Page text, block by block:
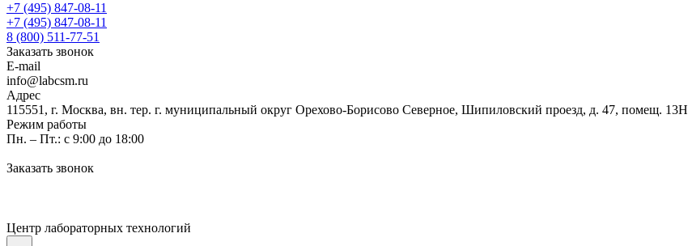
+7 (495) 847-08-11
+7 (495) 847-08-11
8 (800) 511-77-51
Заказать звонок
E-mail
info@labcsm.ru
Адрес
115551, г. Москва, вн. тер. г. муниципальный округ Орехово-Борисово Северное, Шипиловский проезд, д. 47, помещ. 13Н
Режим работы
Пн. – Пт.: с 9:00 до 18:00
Заказать звонок
Центр лабораторных технологий